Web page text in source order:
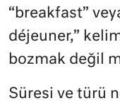
“breakfast”
déjeuner,”
bozmak değil
Süresi ve türü